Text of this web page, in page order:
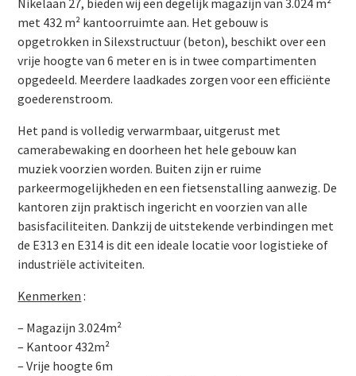
Nikelaan 27, bieden wij een degelijk magazijn van 3.024 m²
met 432 m² kantoorruimte aan. Het gebouw is
opgetrokken in Silexstructuur (beton), beschikt over een
vrije hoogte van 6 meter en is in twee compartimenten
opgedeeld. Meerdere laadkades zorgen voor een efficiënte
goederenstroom.
Het pand is volledig verwarmbaar, uitgerust met
camerabewaking en doorheen het hele gebouw kan
muziek voorzien worden. Buiten zijn er ruime
parkeermogelijkheden en een fietsenstalling aanwezig. De
kantoren zijn praktisch ingericht en voorzien van alle
basisfaciliteiten. Dankzij de uitstekende verbindingen met
de E313 en E314 is dit een ideale locatie voor logistieke of
industriële activiteiten.
Kenmerken :
– Magazijn 3.024m²
– Kantoor 432m²
– Vrije hoogte 6m